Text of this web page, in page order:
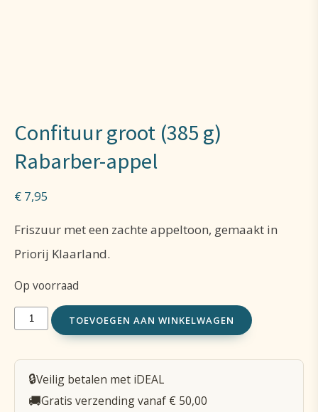
Confituur groot (385 g)
Rabarber-appel
€ 7,95
Friszuur met een zachte appeltoon, gemaakt in
Priorij Klaarland.
Op voorraad
Confituur
(385
TOEVOEGEN AAN WINKELWAGEN
🔒Veilig betalen met iDEAL
🚚Gratis verzending vanaf € 50,00